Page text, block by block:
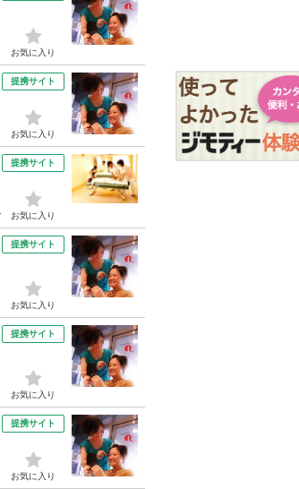
お気に入り
提携サイト
お気に入り
提携サイト
お気に入り
提携サイト
お気に入り
提携サイト
お気に入り
提携サイト
お気に入り